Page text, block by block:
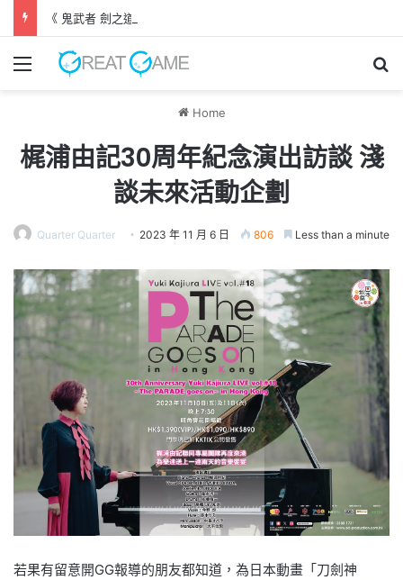
《 鬼武者 劍之道 》 實機試玩報告 源義經將是事件的起源！？
Menu
Home
梶浦由記30周年紀念演出訪談 淺
談未來活動企劃
Quarter Quarter 2023 年 11 月 6 日 806 Less than a minute
若果有留意開GG報導的朋友都知道，為日本動畫「刀劍神